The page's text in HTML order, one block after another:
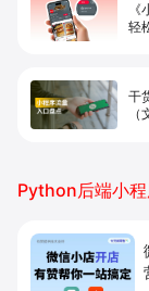
轻
干
Python后端小